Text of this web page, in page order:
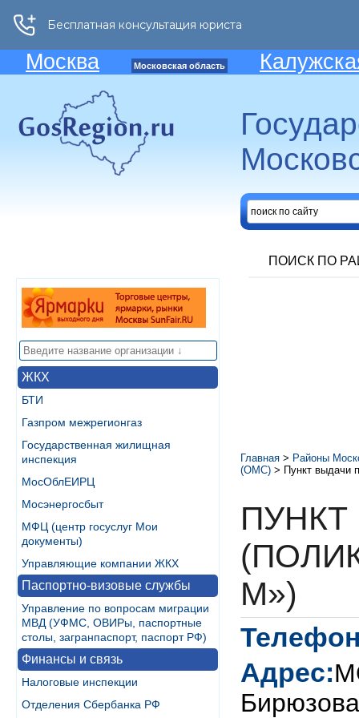
Москва Московская область
ПОИСК ПО
ЖКХ
БТИ
Газпром межрегионгаз
Государственная жилищная
инспекция
МосОблЕИРЦ
Мосэнергосбыт
МФЦ (центр госуслуг Мои
документы)
Управляющие компании ЖКХ
Паспортно-визовые службы
Управление по вопросам миграции
МВД (УФМС, ОВИРы, паспортные
столы, загранпаспорт, паспорт РФ)
Финансы и связь
Налоговые инспекции
Отделения Сбербанка РФ
Главная > Районы
(ОМС) > Пункт
М»)
Адрес: